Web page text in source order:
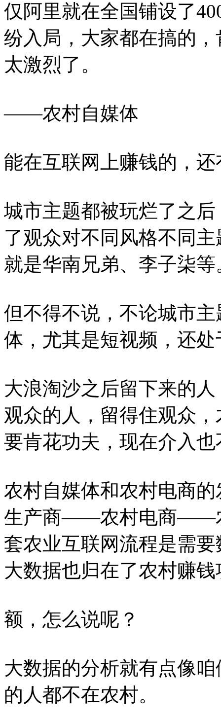
仅阿里就在全国铺设了
纷入局，大家都在搞的
太激烈了。
——农村自媒体
能在互联网上赚钱的，
城市主题都被玩烂了之
了观众对不同风格不同
就是华南兄弟、李子柒等
但不得不说，不论城市
体，尤其是短视频，还
大浪淘沙之后留下来的
观众的人，留得住观众
要肯花功夫，现在介入
农村自媒体和农村电商
生产商——农村电商——
套农业互联网流程是需
大数据也归在了农村赚
额，怎么说呢？
大数据的分析就有点像
的人都不在农村。